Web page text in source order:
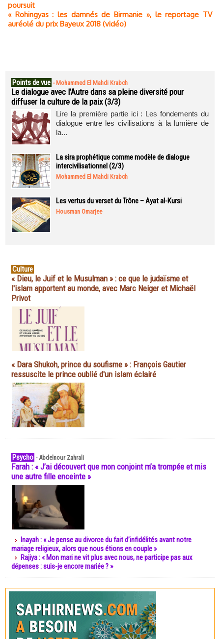
poursuit
« Rohingyas : les damnés de Birmanie », le reportage TV
auréolé du prix Bayeux 2018 (vidéo)
Points de vue - Mohammed El Mahdi Krabch
Le dialogue avec l’Autre dans sa pleine diversité pour
diffuser la culture de la paix (3/3)
Lire la première partie ici : Les fondements du
dialogue entre les civilisations à la lumière de
la...
La sira prophétique comme modèle de dialogue
intercivilisationnel (2/3)
Mohammed El Mahdi Krabch
Les vertus du verset du Trône – Ayat al-Kursi
Housman Omarjee
Culture
« Dieu, le Juif et le Musulman » : ce que le judaïsme et
l'islam apportent au monde, avec Marc Neiger et Michaël
Privot
« Dara Shukoh, prince du soufisme » : François Gautier
ressuscite le prince oublié d'un islam éclairé
Psycho -Abdelnour Zahrali
Farah : « J’ai découvert que mon conjoint m’a trompée et mis
une autre fille enceinte »
Inayah : « Je pense au divorce du fait d’infidélités avant notre
mariage religieux, alors que nous étions en couple »
Rajiya : « Mon mari ne vit plus avec nous, ne participe pas aux
dépenses : suis-je encore mariée ? »